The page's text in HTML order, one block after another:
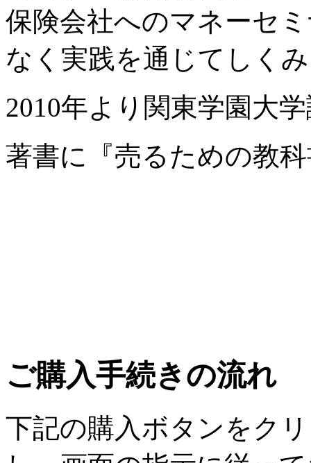
保険会社へのマネーセ
なく実践を通じてしく
2010年より関東学園大
著書に『売るための教
ご購入手続きの流れ
下記の購入ボタンをク